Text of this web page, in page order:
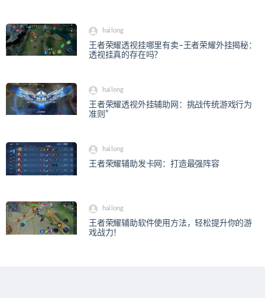
hailong
王者荣耀透视挂哪里有卖–王者荣耀外挂揭秘：
透视挂真的存在吗？
hailong
王者荣耀透视外挂辅助网：挑战传统游戏行为
准则”
hailong
王者荣耀辅助发卡网：打造最强阵容
hailong
王者荣耀辅助软件使用方法，轻松提升你的游
戏战力！